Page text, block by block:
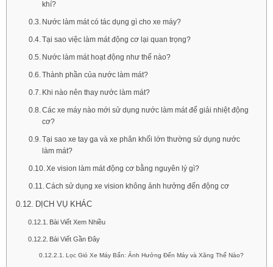
khí?
Nước làm mát có tác dụng gì cho xe máy?
Tại sao việc làm mát động cơ lại quan trọng?
Nước làm mát hoạt động như thế nào?
Thành phần của nước làm mát?
Khi nào nên thay nước làm mát?
Các xe máy nào mới sử dụng nước làm mát để giải nhiệt động
cơ?
Tại sao xe tay ga và xe phân khối lớn thường sử dụng nước
làm mát?
Xe vision làm mát động cơ bằng nguyên lý gì?
Cách sử dụng xe vision không ảnh hưởng đến động cơ
DỊCH VỤ KHÁC
Bài Viết Xem Nhiều
Bài Viết Gần Đây
Lọc Gió Xe Máy Bẩn: Ảnh Hưởng Đến Máy và Xăng Thế Nào?